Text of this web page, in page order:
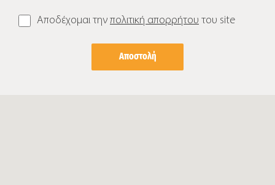
Αποδέχομαι την πολιτική απορρήτου του site